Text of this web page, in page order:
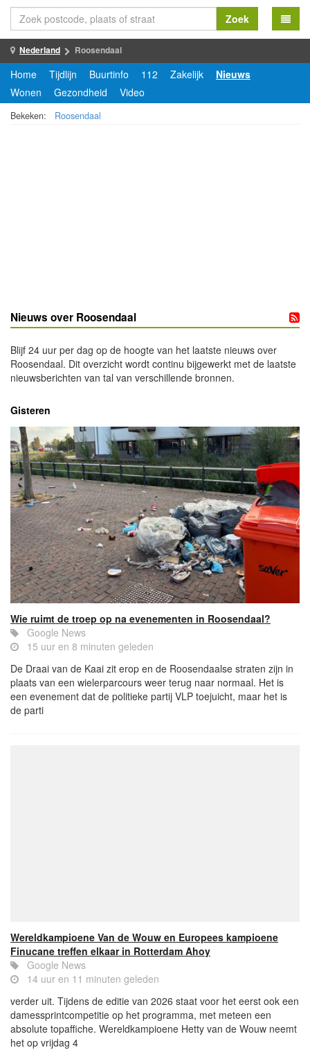
Zoek
Nederland Roosendaal
Home Tijdlijn Buurtinfo 112 Zakelijk
Nieuws
Wonen
Gezondheid Video
Bekeken: Roosendaal
Nieuws over Roosendaal
Blijf 24 uur per dag op de hoogte van het laatste nieuws over
Roosendaal. Dit overzicht wordt continu bijgewerkt met de laatste
nieuwsberichten van tal van verschillende bronnen.
Gisteren
Wie ruimt de troep op na evenementen in Roosendaal?
Google News
15 uur en 8 minuten geleden
De Draai van de Kaai zit erop en de Roosendaalse straten zijn in
plaats van een wielerparcours weer terug naar normaal. Het is
een evenement dat de politieke partij VLP toejuicht, maar het is
de parti
Wereldkampioene Van de Wouw en Europees kampioene
Finucane treffen elkaar in Rotterdam Ahoy
Google News
14 uur en 11 minuten geleden
verder uit. Tijdens de editie van 2026 staat voor het eerst ook een
damessprintcompetitie op het programma, met meteen een
absolute topaffiche. Wereldkampioene Hetty van de Wouw neemt
het op vrijdag 4